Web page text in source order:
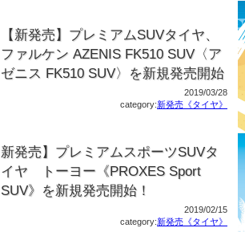
【新発売】プレミアムSUVタイヤ、
ファルケン AZENIS FK510 SUV〈ア
ゼニス FK510 SUV〉を新規発売開始
2019/03/28
category:新発売《タイヤ》
新発売】プレミアムスポーツSUVタ
イヤ トーヨー《PROXES Sport
SUV》を新規発売開始！
2019/02/15
category:新発売《タイヤ》